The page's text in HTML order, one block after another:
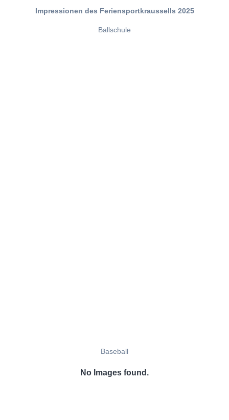
Impressionen des Feriensportkraussells 2025
Ballschule
Baseball
No Images found.